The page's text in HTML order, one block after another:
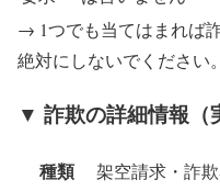
→ 1つでも当てはまれば
絶対にしないでください。
▼ 詐欺の詳細情報（
種類 架空請求・詐